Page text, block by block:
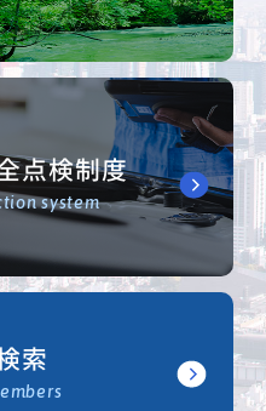
点検制度
system
索